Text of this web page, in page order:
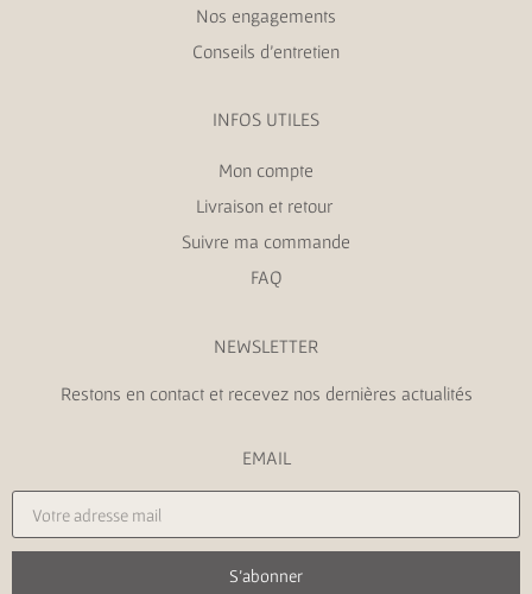
Nos engagements
Conseils d’entretien
INFOS UTILES
Mon compte
Livraison et retour
Suivre ma commande
FAQ
NEWSLETTER
Restons en contact et recevez nos dernières actualités
EMAIL
S'abonner